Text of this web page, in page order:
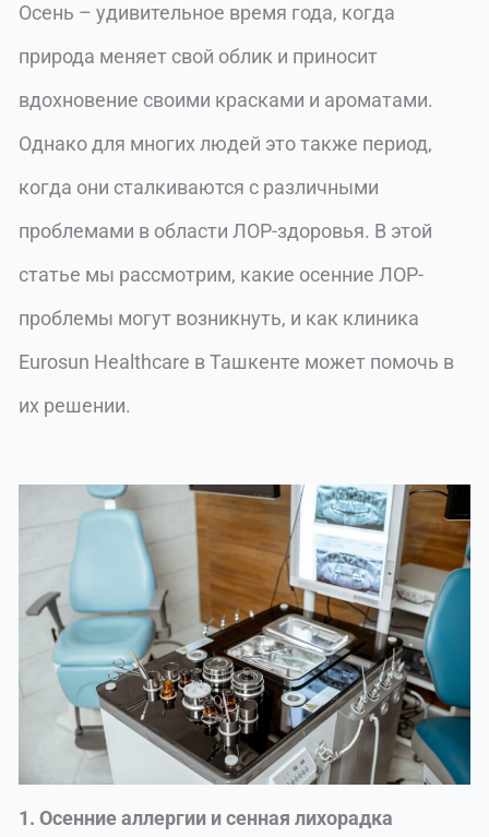
Осень – удивительное время года, когда
природа меняет свой облик и приносит
вдохновение своими красками и ароматами.
Однако для многих людей это также период,
когда они сталкиваются с различными
проблемами в области ЛОР-здоровья. В этой
статье мы рассмотрим, какие осенние ЛОР-
проблемы могут возникнуть, и как клиника
Eurosun Healthcare в Ташкенте может помочь в
их решении.
1. Осенние аллергии и сенная лихорадка